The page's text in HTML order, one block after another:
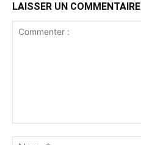
LAISSER UN COMMENTAIRE